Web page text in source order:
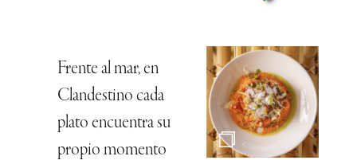
Frente al mar, en
Clandestino cada
plato encuentra su
propio momento